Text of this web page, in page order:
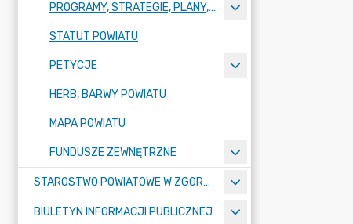
PROGRAMY, STRATEGIE, PLANY, RAPORTY
STATUT POWIATU
PETYCJE
HERB, BARWY POWIATU
MAPA POWIATU
FUNDUSZE ZEWNĘTRZNE
STAROSTWO POWIATOWE W ZGORZELCU
BIULETYN INFORMACJI PUBLICZNEJ